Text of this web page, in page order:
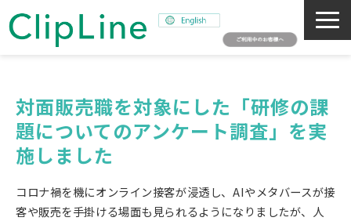
事業紹介
ミッション
採用情報
対面販売職を対象にした「研修の課
題についてのアンケート調査」を実
施しました
コロナ禍を機にオンライン接客が浸透し、AIやメタバースが接
客や販売を手掛ける場面も見られるようになりましたが、人